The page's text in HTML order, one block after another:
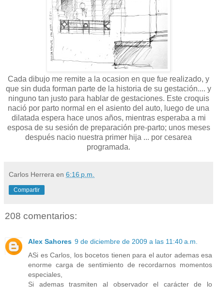
Cada dibujo me remite a la ocasion en que fue realizado, y
que sin duda forman parte de la historia de su gestación.... y
ninguno tan justo para hablar de gestaciones. Este croquis
nació por parto normal en el asiento del auto, luego de una
dilatada espera hace unos años, mientras esperaba a mi
esposa de su sesión de preparación pre-parto; unos meses
después nacio nuestra primer hija ... por cesarea
programada.
Carlos Herrera en 6:16 p.m.
Compartir
208 comentarios:
Alex Sahores 9 de diciembre de 2009 a las 11:40 a.m.
ASi es Carlos, los bocetos tienen para el autor ademas esa
enorme carga de sentimiento de recordarnos momentos
especiales,
Si ademas trasmiten al observador el carácter de lo